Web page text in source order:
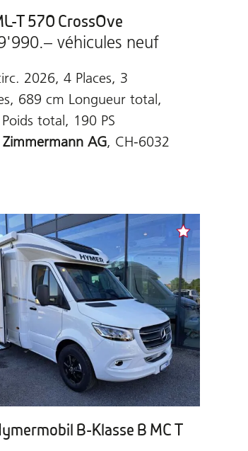
T 570 CrossOve
véhicules neuf
2026, 4 Places, 3
689 cm Longueur total,
total, 190 PS
Zimmermann AG, CH-6032
B-Klasse B MC T